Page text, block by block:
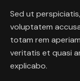
Sed ut
voluptatem
totam rem
veritatis et quasi
explicabo.